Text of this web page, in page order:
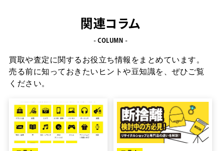
多いので、これも忘れずに箱に入れてお送りくださ
い。プラス査定に繋がります。
関連コラム
- COLUMN -
買取や査定に関するお役立ち情報をまとめています。
売る前に知っておきたいヒントや豆知識を、ぜひご覧
ください。